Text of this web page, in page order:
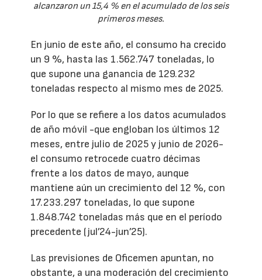
alcanzaron un 15,4 % en el acumulado de los seis
primeros meses.
En junio de este año, el consumo ha crecido
un 9 %, hasta las 1.562.747 toneladas, lo
que supone una ganancia de 129.232
toneladas respecto al mismo mes de 2025.
Por lo que se refiere a los datos acumulados
de año móvil -que engloban los últimos 12
meses, entre julio de 2025 y junio de 2026-
el consumo retrocede cuatro décimas
frente a los datos de mayo, aunque
mantiene aún un crecimiento del 12 %, con
17.233.297 toneladas, lo que supone
1.848.742 toneladas más que en el período
precedente (jul’24-jun’25).
Las previsiones de Oficemen apuntan, no
obstante, a una moderación del crecimiento